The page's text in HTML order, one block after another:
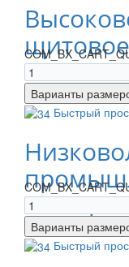
Быстрый
Быстрый